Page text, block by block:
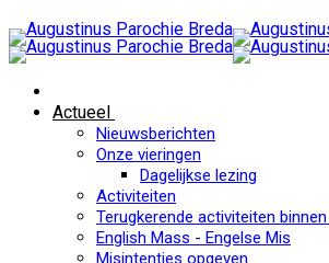
Actueel
Nieuwsberichten
Onze vieringen
Dagelijkse lezing
Activiteiten
Terugkerende activiteiten binnen
English Mass - Engelse Mis
Misintenties opgeven